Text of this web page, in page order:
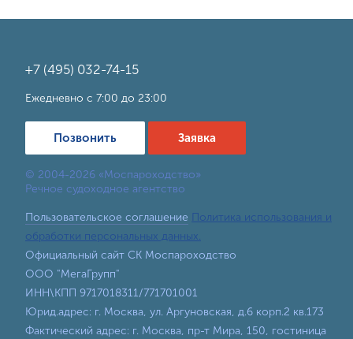
+7 (495) 032-74-15
Ежедневно с 7:00 до 23:00
Позвонить Заявка
© 2004-2026 «Моспароходство»
Речное судоходное агентство
Пользовательское соглашение Политика использования и
обработки персональных данных.
Официальный сайт СК Моспароходство
ООО "МегаГрупп"
ИНН\КПП 9717018311/771701001
Юрид.адрес: г. Москва, ул. Аргуновская, д.6 корп.2 кв.173
Фактический адрес: г. Москва, пр-т Мира, 150, гостиница